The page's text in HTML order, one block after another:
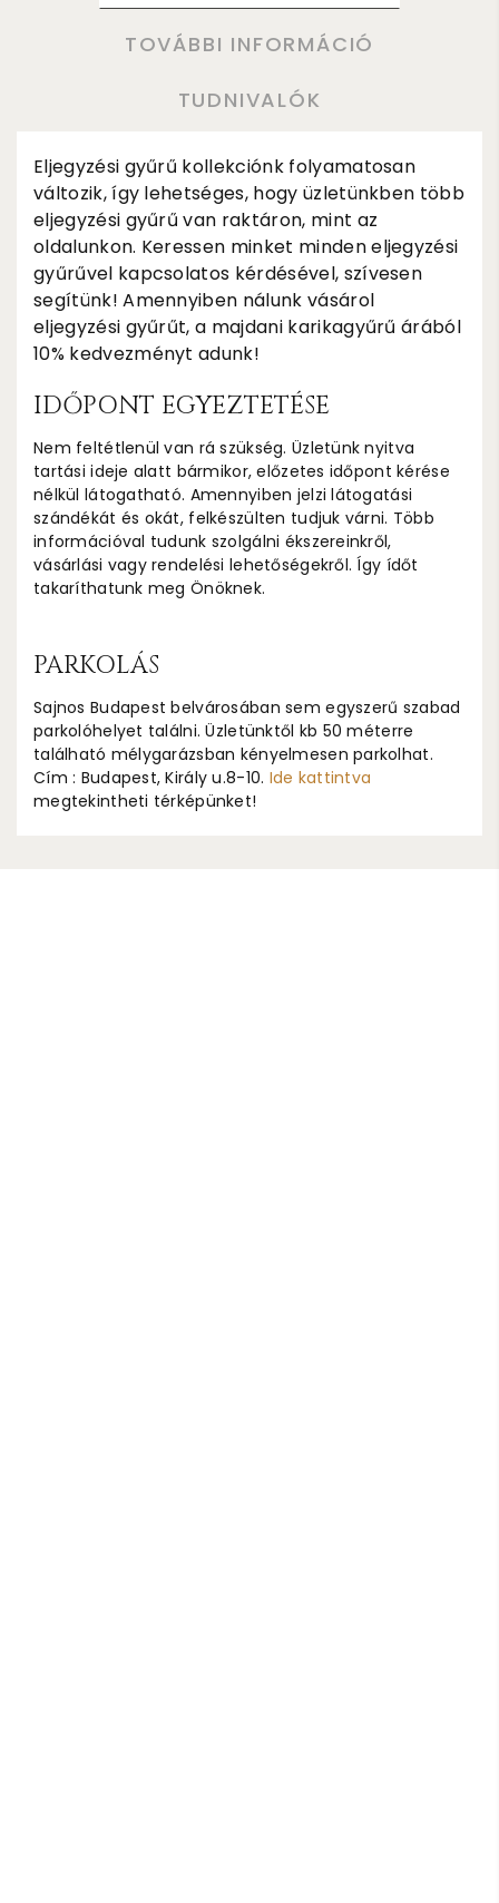
TOVÁBBI INFORMÁCIÓ
TUDNIVALÓK
Eljegyzési gyűrű kollekciónk folyamatosan
változik, így lehetséges, hogy üzletünkben több
eljegyzési gyűrű van raktáron, mint az
oldalunkon. Keressen minket minden eljegyzési
gyűrűvel kapcsolatos kérdésével, szívesen
segítünk! Amennyiben nálunk vásárol
eljegyzési gyűrűt, a majdani karikagyűrű árából
10% kedvezményt adunk!
IDŐPONT EGYEZTETÉSE
Nem feltétlenül van rá szükség. Üzletünk nyitva
tartási ideje alatt bármikor, előzetes időpont kérése
nélkül látogatható. Amennyiben jelzi látogatási
szándékát és okát, felkészülten tudjuk várni. Több
információval tudunk szolgálni ékszereinkről,
vásárlási vagy rendelési lehetőségekről. Így ídőt
takaríthatunk meg Önöknek.
PARKOLÁS
Sajnos Budapest belvárosában sem egyszerű szabad
parkolóhelyet találni. Üzletünktől kb 50 méterre
található mélygarázsban kényelmesen parkolhat.
Cím : Budapest, Király u.8-10. Ide kattintva
megtekintheti térképünket!